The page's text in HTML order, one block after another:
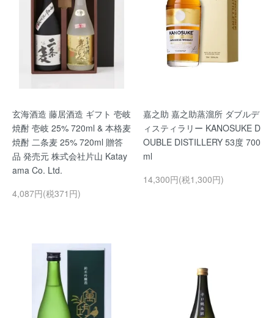
玄海酒造 藤居酒造 ギフト 壱岐
焼酎 壱岐 25% 720ml & 本格麦
焼酎 二条麦 25% 720ml 贈答
品 発売元 株式会社片山 Katay
ama Co. Ltd.
4,087円(税371円)
嘉之助 嘉之助蒸溜所 ダブルデ
ィスティラリー KANOSUKE D
OUBLE DISTILLERY 53度 700
ml
14,300円(税1,300円)